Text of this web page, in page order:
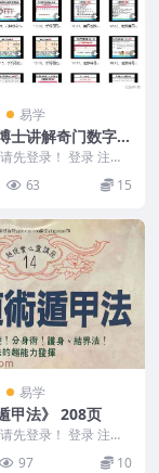
易学
士讲解奇门数字能
41集Y
先登录！ 登录 注册
讲解奇门数字能量课
... 63 15
易学
甲法》 208页
先登录！ 登录 注册
法》 208页 250124
97 10